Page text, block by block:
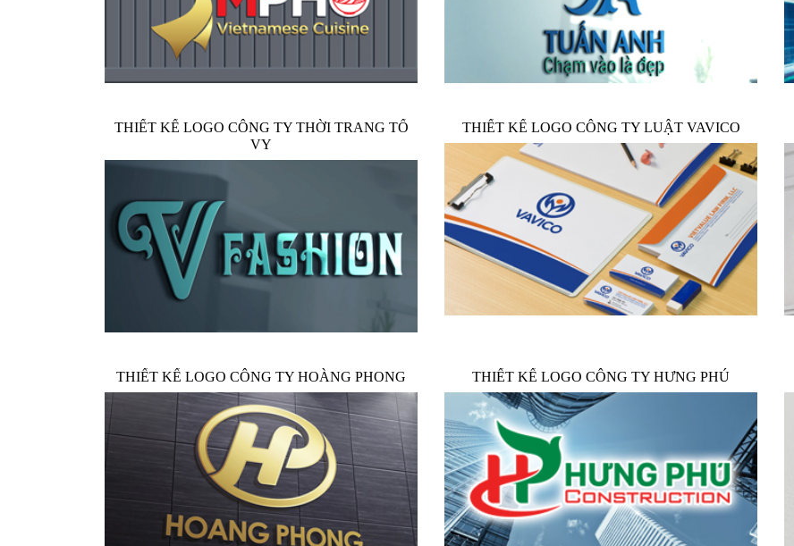
THIẾT KẾ LOGO CÔNG TY THỜI TRANG TỐ
VY
THIẾT KẾ LOGO CÔNG TY LUẬT VAVICO
THIẾT KẾ LOGO CÔNG TY HOÀNG PHONG THIẾT KẾ LOGO CÔNG TY HƯNG PHÚ